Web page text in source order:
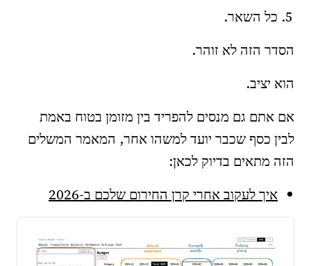
כל השאר.
הסדר הזה לא זוהר.
הוא יציב.
אם אתם גם מנסים להפריד בין מזומן בטוח באמת
לבין כסף שכבר יועד למשהו אחר, המאמר המשלים
הזה מתאים בדיוק לכאן:
איך לעקוב אחרי קרן החירום שלכם ב-2026